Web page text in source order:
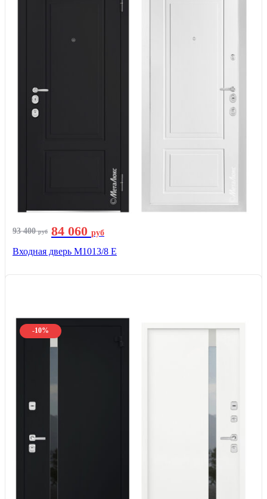
93 400руб 84 060 руб
Входная дверь М1013/8 E
-10%